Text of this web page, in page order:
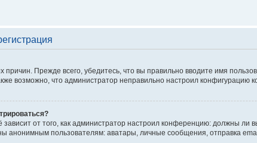
причин. Прежде всего, убедитесь, что вы правильно вводите имя
возможно, что администратор неправильно настроил конфигурацию
зависит от того, как администратор настроил конференцию: должны
анонимным пользователям: аватары, личные сообщения, отправка